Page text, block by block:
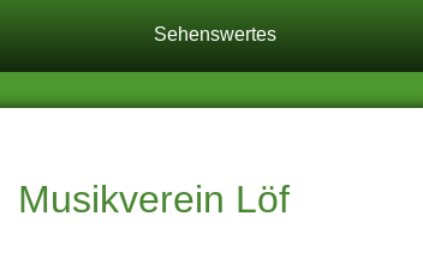
Sehenswertes
Musikverein Löf